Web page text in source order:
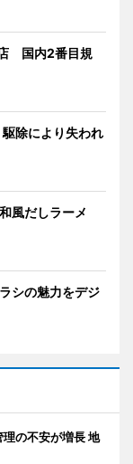
国内2番目規
除により失われ
風だしラーメ
シの魅力をデジ
の不安が増長 地